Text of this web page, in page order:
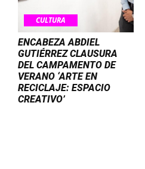
CULTURA
ENCABEZA ABDIEL
GUTIÉRREZ CLAUSURA
DEL CAMPAMENTO DE
VERANO ‘ARTE EN
RECICLAJE: ESPACIO
CREATIVO’